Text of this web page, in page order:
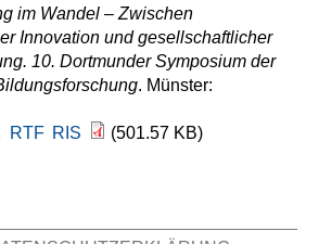
im Wandel – Zwischen
Innovation und gesellschaftlicher
10. Dortmunder Symposium der
. Münster:
RTF RIS (501.57 KB)